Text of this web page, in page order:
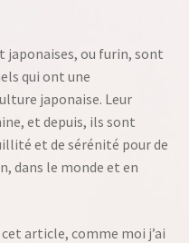
japonaises, ou furin, sont
qui ont une
japonaise. Leur
et depuis, ils sont
et de sérénité pour de
dans le monde et en
cet article, comme moi j’ai